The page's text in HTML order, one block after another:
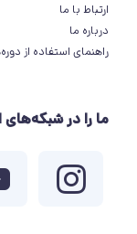
ارتباط با ما
درباره ما
راهنمای استفاده از
ما را در شبکه‌های